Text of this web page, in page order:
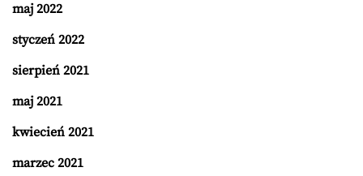
maj 2022
styczeń 2022
sierpień 2021
maj 2021
kwiecień 2021
marzec 2021